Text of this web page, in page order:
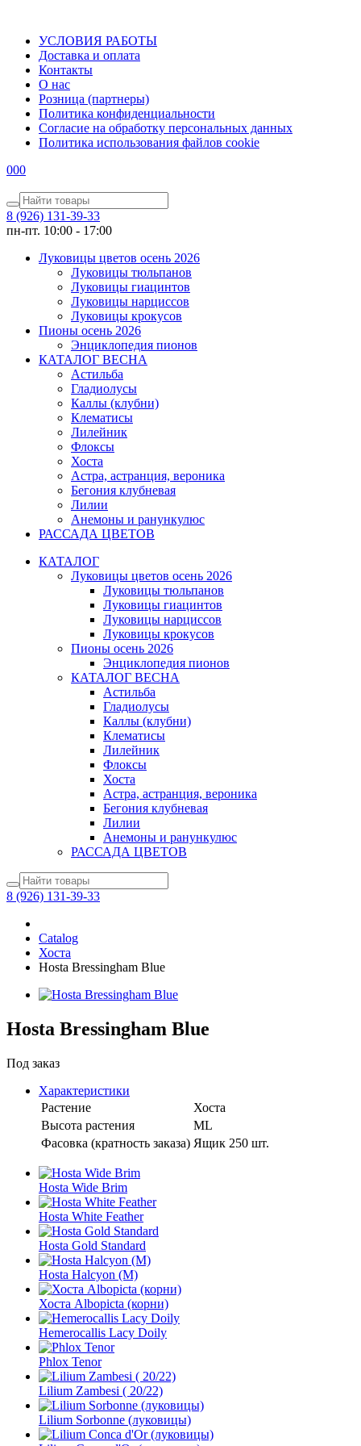
УСЛОВИЯ РАБОТЫ
Доставка и оплата
Контакты
О наc
Розница (партнеры)
Политика конфиденциальности
Согласие на обработку персональных данных
Политика использования файлов сookie
000
8 (926) 131-39-33
пн-пт. 10:00 - 17:00
Луковицы цветов осень 2026
Луковицы тюльпанов
Луковицы гиацинтов
Луковицы нарциссов
Луковицы крокусов
Пионы осень 2026
Энциклопедия пионов
КАТАЛОГ ВЕСНА
Астильба
Гладиолусы
Каллы (клубни)
Клематисы
Лилейник
Флоксы
Хоста
Астра, астранция, вероника
Бегония клубневая
Лилии
Анемоны и ранункулюс
РАССАДА ЦВЕТОВ
КАТАЛОГ
Луковицы цветов осень 2026
Луковицы тюльпанов
Луковицы гиацинтов
Луковицы нарциссов
Луковицы крокусов
Пионы осень 2026
Энциклопедия пионов
КАТАЛОГ ВЕСНА
Астильба
Гладиолусы
Каллы (клубни)
Клематисы
Лилейник
Флоксы
Хоста
Астра, астранция, вероника
Бегония клубневая
Лилии
Анемоны и ранункулюс
РАССАДА ЦВЕТОВ
8 (926) 131-39-33
Catalog
Хоста
Hosta Bressingham Blue
Hosta Bressingham Blue
Под заказ
Характеристики
Растение
Хоста
Высота растения
ML
Фасовка (кратность заказа) Ящик 250 шт.
Hosta Wide Brim
Hosta White Feather
Hosta Gold Standard
Hosta Halcyon (M)
Хоста Albopicta (корни)
Hemerocallis Lacy Doily
Phlox Tenor
Lilium Zambesi ( 20/22)
Lilium Sorbonne (луковицы)